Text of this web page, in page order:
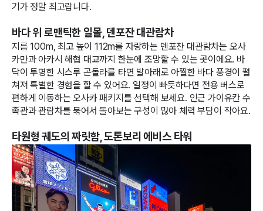
기가 정말 최고랍니다.
바다 위 로맨틱한 일몰, 덴포잔 대관람차
지름 100m, 최고 높이 112m를 자랑하는 덴포잔 대관람차는 오사
카만과 아카시 해협 대교까지 한눈에 조망할 수 있는 곳이에요. 바
닥이 투명한 시스루 곤돌라를 타면 발아래로 아찔한 바다 풍경이 펼
쳐져 특별한 경험을 할 수 있어요. 일정이 빠듯하다면 전용 버스로
편하게 이동하는 오사카 패키지를 선택해 보세요. 인근 가이유칸 수
족관과 관람차를 묶어서 돌아보는 구성이 많아 체력 부담이 작아요.
타원형 궤도의 짜릿함, 도톤보리 에비스 타워